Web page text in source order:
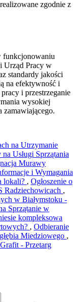
zgodnie z
funkcjonowaniu
Urząd Pracy w
standardy jakości
na efektywność i
i przestrzeganie
wysokiej
zamawiającego.
na Utrzymanie
Usługi Sprzątania
Murawy
i Wymagania
lokali? , Ogłoszenie o
Radziechowicach ,
w Białymstoku -
Sprzątanie w
kompleksowa
, Odbieranie
Miedziowego ,
- Przetarg